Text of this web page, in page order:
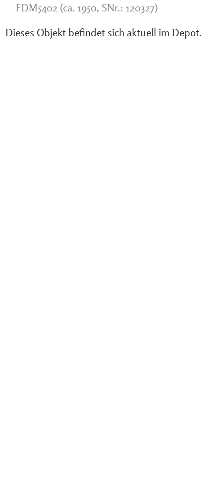
FDM5402 (ca. 1950, SNr.: 120327)
Dieses Objekt befindet sich aktuell im Depot.